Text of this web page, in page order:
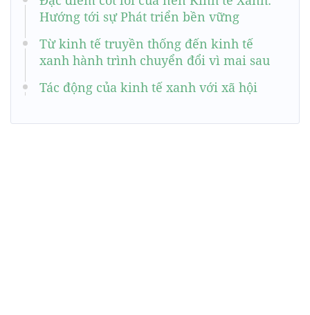
Hướng tới sự Phát triển bền vững
Từ kinh tế truyền thống đến kinh tế
xanh hành trình chuyển đổi vì mai sau
Tác động của kinh tế xanh với xã hội